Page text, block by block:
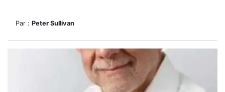
Par : Peter Sullivan